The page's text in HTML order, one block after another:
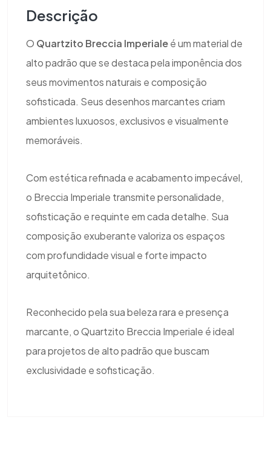
Descrição
O Quartzito Breccia Imperialeé um material de
alto padrão que se destaca pela imponência dos
seus movimentos naturais e composição
sofisticada. Seus desenhos marcantes criam
ambientes luxuosos, exclusivos e visualmente
memoráveis.
Com estética refinada e acabamento impecável,
o Breccia Imperiale transmite personalidade,
sofisticação e requinte em cada detalhe. Sua
composição exuberante valoriza os espaços
com profundidade visual e forte impacto
arquitetônico.
Reconhecido pela sua beleza rara e presença
marcante, o Quartzito Breccia Imperiale é ideal
para projetos de alto padrão que buscam
exclusividade e sofisticação.